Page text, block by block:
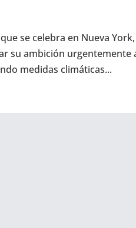
se celebra en Nueva
su ambición urgentemente
medidas climáticas...